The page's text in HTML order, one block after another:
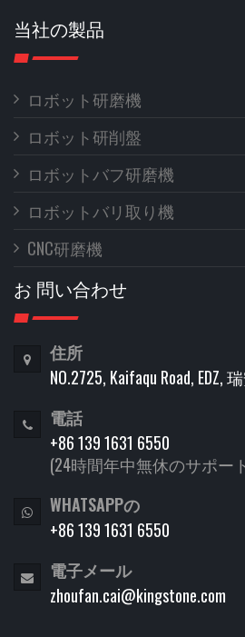
当社の製品
ロボット研磨機
ロボット研削盤
ロボットバフ研磨機
ロボットバリ取り機
CNC研磨機
お 問い合わせ
住所
NO.2725, Kaifaqu Road,
電話
+86 139 1631 6550
(24時間年中無休のサポー
WHATSAPPの
+86 139 1631 6550
電子メール
zhoufan.cai@kingstone.com